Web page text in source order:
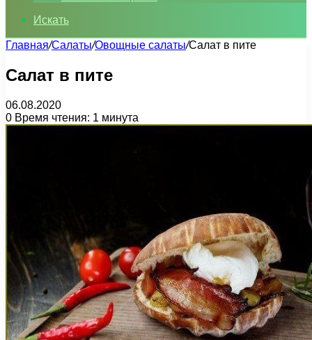
Искать
Главная/Салаты/Овощные салаты/Салат в пите
Салат в пите
06.08.2020
0 Время чтения: 1 минута